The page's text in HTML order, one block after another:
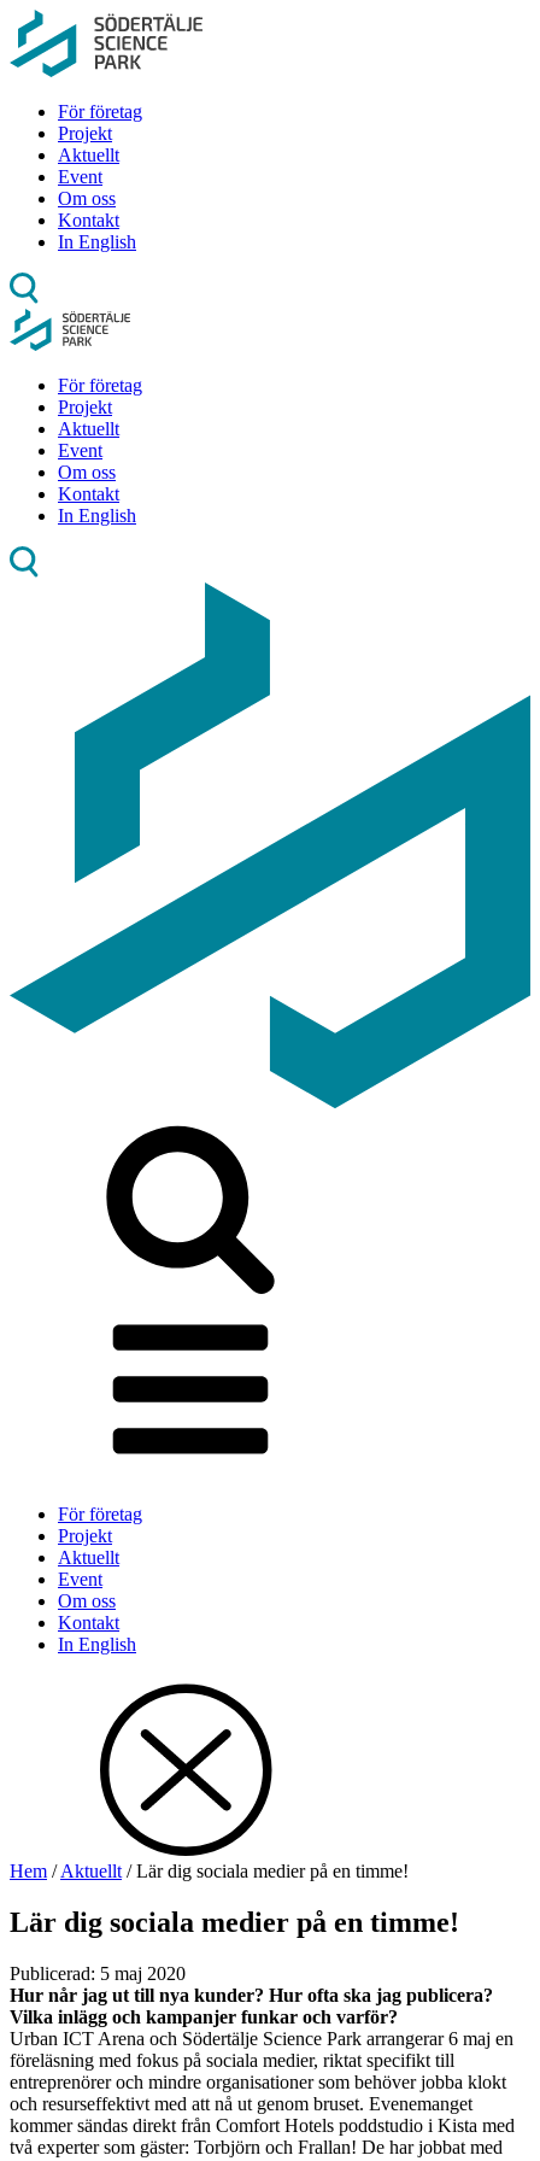
För företag
Projekt
Aktuellt
Event
Om oss
Kontakt
In English
För företag
Projekt
Aktuellt
Event
Om oss
Kontakt
In English
För företag
Projekt
Aktuellt
Event
Om oss
Kontakt
In English
Hem /Aktuellt /Lär dig sociala medier på en timme!
Lär dig sociala medier på en timme!
Publicerad: 5 maj 2020
Hur når jag ut till nya kunder? Hur ofta ska jag publicera?
Vilka inlägg och kampanjer funkar och varför?
Urban ICT Arena och Södertälje Science Park arrangerar 6 maj en
föreläsning med fokus på sociala medier, riktat specifikt till
entreprenörer och mindre organisationer som behöver jobba klokt
och resurseffektivt med att nå ut genom bruset. Evenemanget
kommer sändas direkt från Comfort Hotels poddstudio i Kista med
två experter som gäster: Torbjörn och Frallan! De har jobbat med